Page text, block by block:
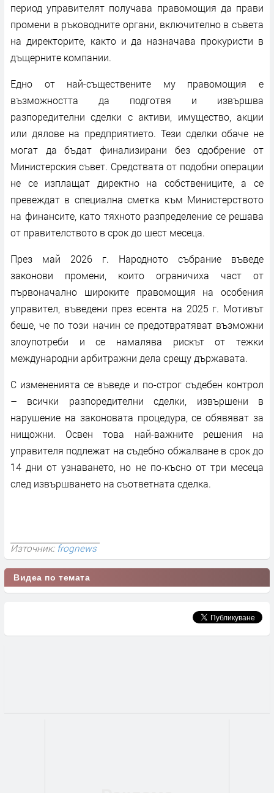
период управителят получава правомощия да прави
промени в ръководните органи, включително в съвета
на директорите, както и да назначава прокуристи в
дъщерните компании.
Едно от най-съществените му правомощия е
възможността да подготвя и извършва
разпоредителни сделки с активи, имущество, акции
или дялове на предприятието. Тези сделки обаче не
могат да бъдат финализирани без одобрение от
Министерския съвет. Средствата от подобни операции
не се изплащат директно на собствениците, а се
превеждат в специална сметка към Министерството
на финансите, като тяхното разпределение се решава
от правителството в срок до шест месеца.
През май 2026 г. Народното събрание въведе
законови промени, които ограничиха част от
първоначално широките правомощия на особения
управител, въведени през есента на 2025 г. Мотивът
беше, че по този начин се предотвратяват възможни
злоупотреби и се намалява рискът от тежки
международни арбитражни дела срещу държавата.
С измененията се въведе и по-строг съдебен контрол
– всички разпоредителни сделки, извършени в
нарушение на законовата процедура, се обявяват за
нищожни. Освен това най-важните решения на
управителя подлежат на съдебно обжалване в срок до
14 дни от узнаването, но не по-късно от три месеца
след извършването на съответната сделка.
Източник:frognews
Видеа по темата